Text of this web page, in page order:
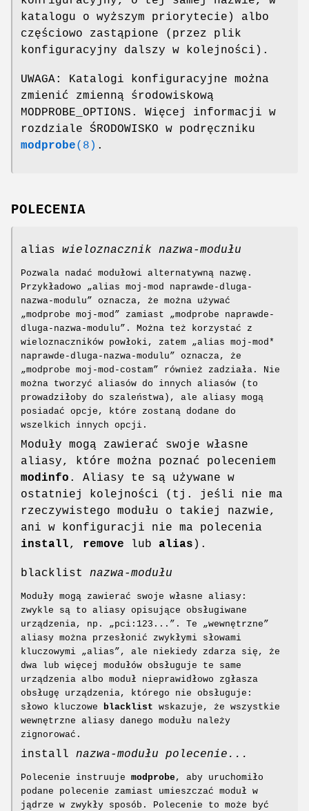
katalogu o wyższym priorytecie) albo
częściowo zastąpione (przez plik
konfiguracyjny dalszy w kolejności).
UWAGA: Katalogi konfiguracyjne można
zmienić zmienną środowiskową
MODPROBE_OPTIONS. Więcej informacji w
rozdziale ŚRODOWISKO w podręczniku
modprobe(8) .
POLECENIA
alias wieloznacznik nazwa-modułu
Pozwala nadać modułowi alternatywną nazwę.
Przykładowo „alias moj-mod naprawde-dluga-
nazwa-modulu” oznacza, że można używać
„modprobe moj-mod” zamiast „modprobe naprawde-
dluga-nazwa-modulu”. Można też korzystać z
wieloznaczników powłoki, zatem „alias moj-mod*
naprawde-dluga-nazwa-modulu” oznacza, że
„modprobe moj-mod-costam” również zadziała. Nie
można tworzyć aliasów do innych aliasów (to
prowadziłoby do szaleństwa), ale aliasy mogą
posiadać opcje, które zostaną dodane do
wszelkich innych opcji.
Moduły mogą zawierać swoje własne
aliasy, które można poznać poleceniem
modinfo . Aliasy te są używane w
ostatniej kolejności (tj. jeśli nie ma
rzeczywistego modułu o takiej nazwie,
ani w konfiguracji nie ma polecenia
install, remove lub alias ).
blacklist nazwa-modułu
Moduły mogą zawierać swoje własne aliasy:
zwykle są to aliasy opisujące obsługiwane
urządzenia, np. „pci:123...”. Te „wewnętrzne”
aliasy można przesłonić zwykłymi słowami
kluczowymi „alias”, ale niekiedy zdarza się, że
dwa lub więcej modułów obsługuje te same
urządzenia albo moduł nieprawidłowo zgłasza
obsługę urządzenia, którego nie obsługuje:
słowo kluczowe
blacklist wskazuje, że wszystkie
wewnętrzne aliasy danego modułu należy
zignorować.
install nazwa-modułu polecenie...
Polecenie instruuje modprobe , aby uruchomiło
podane polecenie zamiast umieszczać moduł w
jądrze w zwykły sposób. Polecenie to może być